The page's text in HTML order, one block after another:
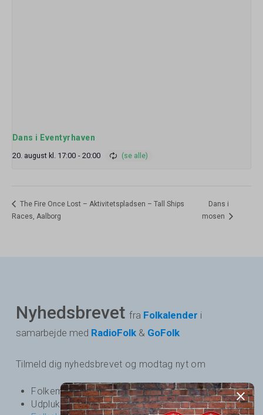
Dans i Eventyrhaven
20. august kl. 17:00 - 20:00
The Fire Once Lost – Aktivitetspladsen – Tall Ships
Races, Aalborg
Dans i
mosen
Nyhedsbrevet fra Folkalender i
samarbejde med RadioFolk & GoFolk
Tilmeld dig nyhedsbrevet og modtag nyt om
Folkemusik - og dansearrangementer i Danmark
Udpluk over kommende arrangementer på